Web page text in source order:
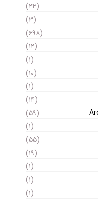
(۲۴)
(۳)
(۶۹۸)
(۱۲)
(۱)
(۱۰)
(۱)
(۱۴)
(۵۹)
(۱)
(۵۵)
(۱۹)
(۱)
(۱)
(۱)